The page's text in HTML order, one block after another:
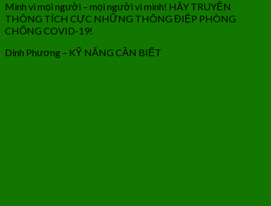
Mình vì mọi người – mọi người vì mình! HÃY TRUYỀN
THÔNG TÍCH CỰC NHỮNG THÔNG ĐIỆP PHÒNG
CHỐNG COVID-19!
Dinh Phương – KỸ NĂNG CẦN BIẾT